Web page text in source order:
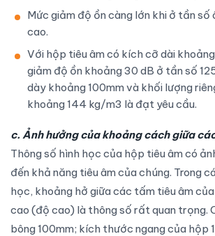
Mức giảm độ ồn càng lớn khi ở tần số
cao.
Với hộp tiêu âm có kích cỡ dài
giảm độ ồn khoảng 30 dB ở tần số
dày khoảng 100mm và khối lượng
khoảng 144 kg/m3 là đạt yêu cầu.
c. Ảnh hưởng của khoảng cách giữa
Thông số hình học của hộp tiêu âm có
đến khả năng tiêu âm của chúng. Trong
học, khoảng hở giữa các tấm tiêu âm
cao (độ cao) là thông số rất quan trọng.
bông 100mm; kích thước ngang của hộp